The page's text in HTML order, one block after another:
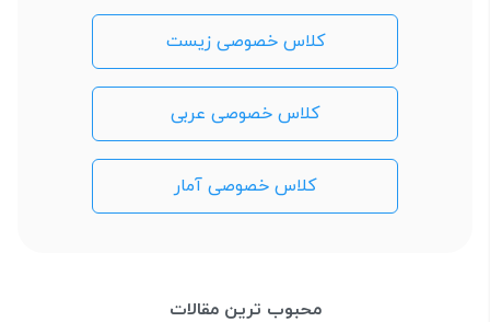
کلاس خصوصی زیست
کلاس خصوصی عربی
کلاس خصوصی آمار
محبوب ترین مقالات